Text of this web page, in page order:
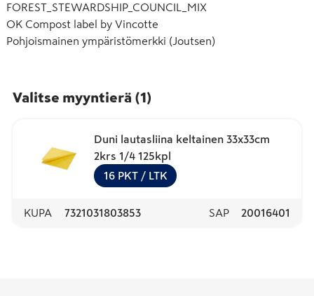
FOREST_STEWARDSHIP_COUNCIL_MIX
OK Compost label by Vincotte
Pohjoismainen ympäristömerkki (Joutsen)
Valitse myyntierä (1)
Duni lautasliina keltainen 33x33cm
2krs 1/4 125kpl
16 PKT / LTK
KUPA 7321031803853 SAP 20016401